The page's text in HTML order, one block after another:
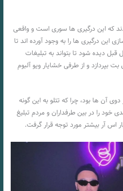
که این درگیری ها سوری است و واقعی
این درگیری ها را به وجود آورده اند تا
قبل دیده شود تا بتواند به تبلیغات
و از طرفی خشایار ویو آلبوم
آن ها بود، چرا که تتلو به این گونه
را در بین طرفداران و مردم تبلیغ
اس آر بیشتر مورد توجه قرار گرفت.